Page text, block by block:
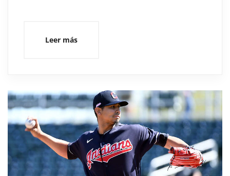
Leer más